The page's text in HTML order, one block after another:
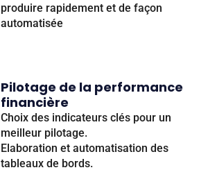
produire rapidement et de façon
automatisée
Pilotage de la performance
financière
Choix des indicateurs clés pour un
meilleur pilotage.
Elaboration et automatisation des
tableaux de bords.